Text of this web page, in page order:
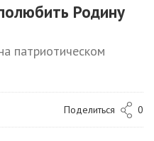
Родину
патриотическом
Поделиться 0